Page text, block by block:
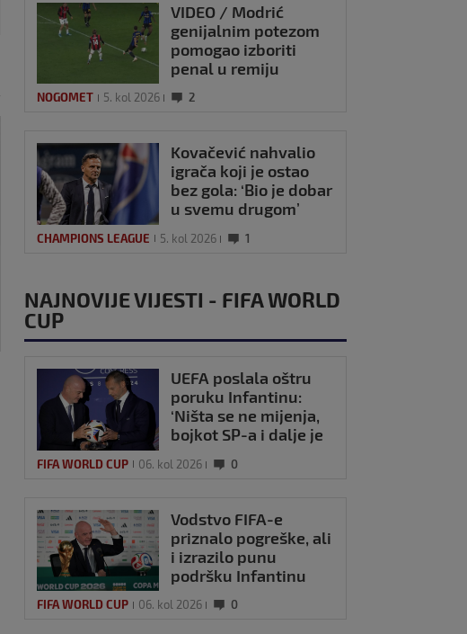
03. srp 2026
VIDEO / Modrić
genijalnim potezom
pomogao izboriti
penal u remiju
NOGOMET 5. kol 2026 2
Kovačević nahvalio
igrača koji je ostao
bez gola: ‘Bio je dobar
u svemu drugom’
CHAMPIONS LEAGUE 5. kol 2026 1
NAJNOVIJE VIJESTI - FIFA WORLD
CUP
UEFA poslala oštru
poruku Infantinu:
‘Ništa se ne mijenja,
bojkot SP-a i dalje je
FIFA WORLD CUP 06. kol 2026 0
Vodstvo FIFA-e
priznalo pogreške, ali
i izrazilo punu
podršku Infantinu
FIFA WORLD CUP 06. kol 2026 0